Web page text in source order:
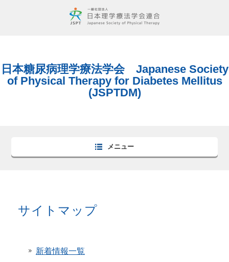
日本糖尿病理学療法学会 Japanese Society
of Physical Therapy for Diabetes Mellitus
(JSPTDM)
メニュー
サイトマップ
新着情報一覧